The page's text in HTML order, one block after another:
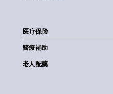
医疗保险
醫療補助
老人配藥